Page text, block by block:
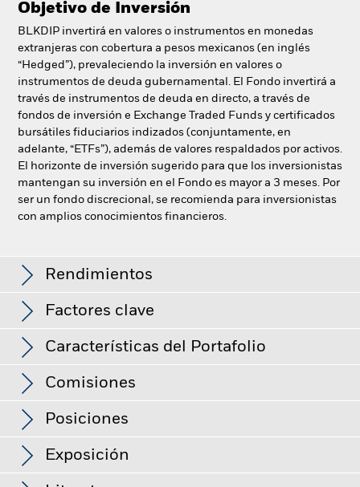
Objetivo de Inversión
BLKDIP invertirá en valores o instrumentos en monedas
extranjeras con cobertura a pesos mexicanos (en inglés
“Hedged”), prevaleciendo la inversión en valores o
instrumentos de deuda gubernamental. El Fondo invertirá a
través de instrumentos de deuda en directo, a través de
fondos de inversión e Exchange Traded Funds y certificados
bursátiles fiduciarios indizados (conjuntamente, en
adelante, “ETFs”), además de valores respaldados por activos.
El horizonte de inversión sugerido para que los inversionistas
mantengan su inversión en el Fondo es mayor a 3 meses. Por
ser un fondo discrecional, se recomienda para inversionistas
con amplios conocimientos financieros.
Rendimientos
Gráfico de rendimiento
Ver gráfica completa
a
Factores clave
Valor del fondo
Fecha de constitución del
Fondo
24-sep-2024
CUSIP SBNG15467
Número de valores
subyacentes
Características del Portafolio
Desviación estandar (3 años)
Cupón promedio
a 30-jun-2026
Comisiones
Comisión
Posiciones
a 30-jun-2026
Exposición